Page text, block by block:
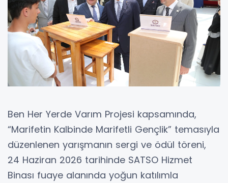
Ben Her Yerde Varım Projesi kapsamında,
“Marifetin Kalbinde Marifetli Gençlik” temasıyla
düzenlenen yarışmanın sergi ve ödül töreni,
24 Haziran 2026 tarihinde SATSO Hizmet
Binası fuaye alanında yoğun katılımla